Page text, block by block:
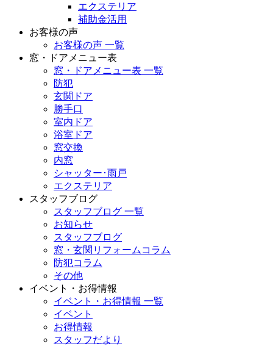
エクステリア
補助金活用
お客様の声
お客様の声 一覧
窓・ドアメニュー表
窓・ドアメニュー表 一覧
防犯
玄関ドア
勝手口
室内ドア
浴室ドア
窓交換
内窓
シャッター･雨戸
エクステリア
スタッフブログ
スタッフブログ 一覧
お知らせ
スタッフブログ
窓・玄関リフォームコラム
防犯コラム
その他
イベント・お得情報
イベント・お得情報 一覧
イベント
お得情報
スタッフだより